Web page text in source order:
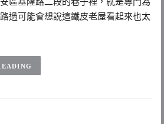
過可能會想說這鐵皮老屋看起來也太